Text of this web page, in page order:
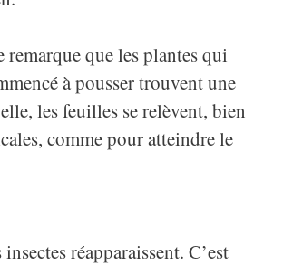
remarque que les plantes qui
à pousser trouvent une
les feuilles se relèvent, bien
comme pour atteindre le
réapparaissent. C’est